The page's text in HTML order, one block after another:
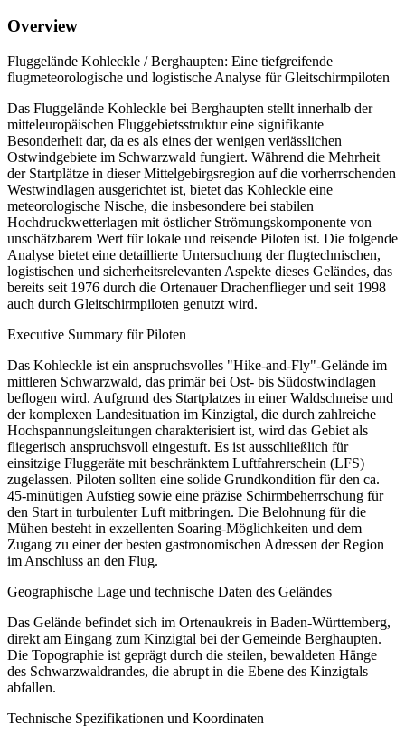
Overview
Fluggelände Kohleckle / Berghaupten: Eine tiefgreifende
flugmeteorologische und logistische Analyse für Gleitschirmpiloten
Das Fluggelände Kohleckle bei Berghaupten stellt innerhalb der
mitteleuropäischen Fluggebietsstruktur eine signifikante
Besonderheit dar, da es als eines der wenigen verlässlichen
Ostwindgebiete im Schwarzwald fungiert. Während die Mehrheit
der Startplätze in dieser Mittelgebirgsregion auf die vorherrschenden
Westwindlagen ausgerichtet ist, bietet das Kohleckle eine
meteorologische Nische, die insbesondere bei stabilen
Hochdruckwetterlagen mit östlicher Strömungskomponente von
unschätzbarem Wert für lokale und reisende Piloten ist. Die folgende
Analyse bietet eine detaillierte Untersuchung der flugtechnischen,
logistischen und sicherheitsrelevanten Aspekte dieses Geländes, das
bereits seit 1976 durch die Ortenauer Drachenflieger und seit 1998
auch durch Gleitschirmpiloten genutzt wird.
Executive Summary für Piloten
Das Kohleckle ist ein anspruchsvolles "Hike-and-Fly"-Gelände im
mittleren Schwarzwald, das primär bei Ost- bis Südostwindlagen
beflogen wird. Aufgrund des Startplatzes in einer Waldschneise und
der komplexen Landesituation im Kinzigtal, die durch zahlreiche
Hochspannungsleitungen charakterisiert ist, wird das Gebiet als
fliegerisch anspruchsvoll eingestuft. Es ist ausschließlich für
einsitzige Fluggeräte mit beschränktem Luftfahrerschein (LFS)
zugelassen. Piloten sollten eine solide Grundkondition für den ca.
45-minütigen Aufstieg sowie eine präzise Schirmbeherrschung für
den Start in turbulenter Luft mitbringen. Die Belohnung für die
Mühen besteht in exzellenten Soaring-Möglichkeiten und dem
Zugang zu einer der besten gastronomischen Adressen der Region
im Anschluss an den Flug.
Geographische Lage und technische Daten des Geländes
Das Gelände befindet sich im Ortenaukreis in Baden-Württemberg,
direkt am Eingang zum Kinzigtal bei der Gemeinde Berghaupten.
Die Topographie ist geprägt durch die steilen, bewaldeten Hänge
des Schwarzwaldrandes, die abrupt in die Ebene des Kinzigtals
abfallen.
Technische Spezifikationen und Koordinaten